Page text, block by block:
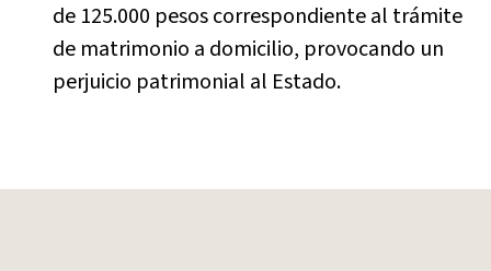
de 125.000 pesos correspondiente al trámite
de matrimonio a domicilio, provocando un
perjuicio patrimonial al Estado.